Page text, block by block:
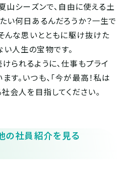
山シーズンで、自由に使える土
い何日あるんだろうか？一生で
んな思いとともに駆け抜けた
人生の宝物です。
られるように、仕事もプライ
。いつも、「今が最高！私は
会人を目指してください。
の社員紹介を見る